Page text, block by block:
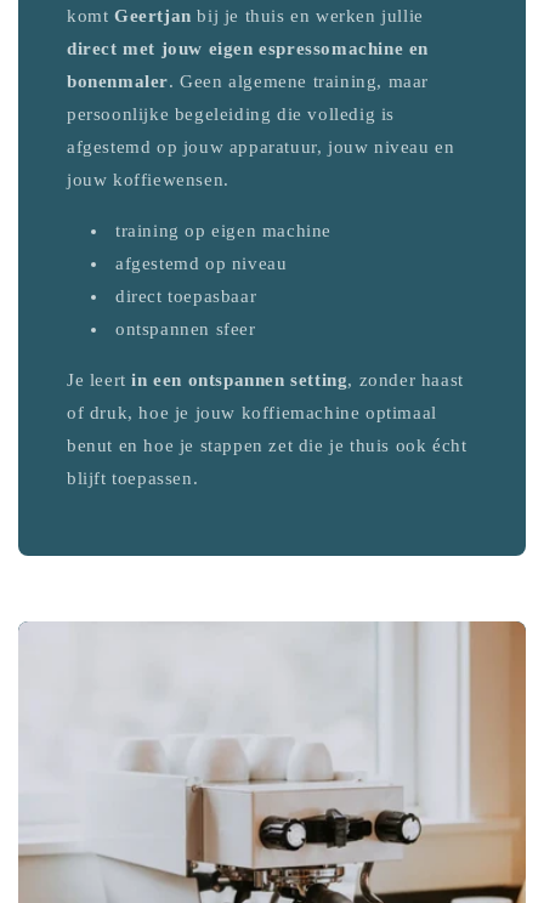
komt Geertjan bij je thuis en werken jullie
direct met jouw eigen espressomachine en
bonenmaler. Geen algemene training, maar
persoonlijke begeleiding die volledig is
afgestemd op jouw apparatuur, jouw niveau en
jouw koffiewensen.
training op eigen machine
afgestemd op niveau
direct toepasbaar
ontspannen sfeer
Je leertin een ontspannen setting, zonder haast
of druk, hoe je jouw koffiemachine optimaal
benut en hoe je stappen zet die je thuis ook écht
blijft toepassen.